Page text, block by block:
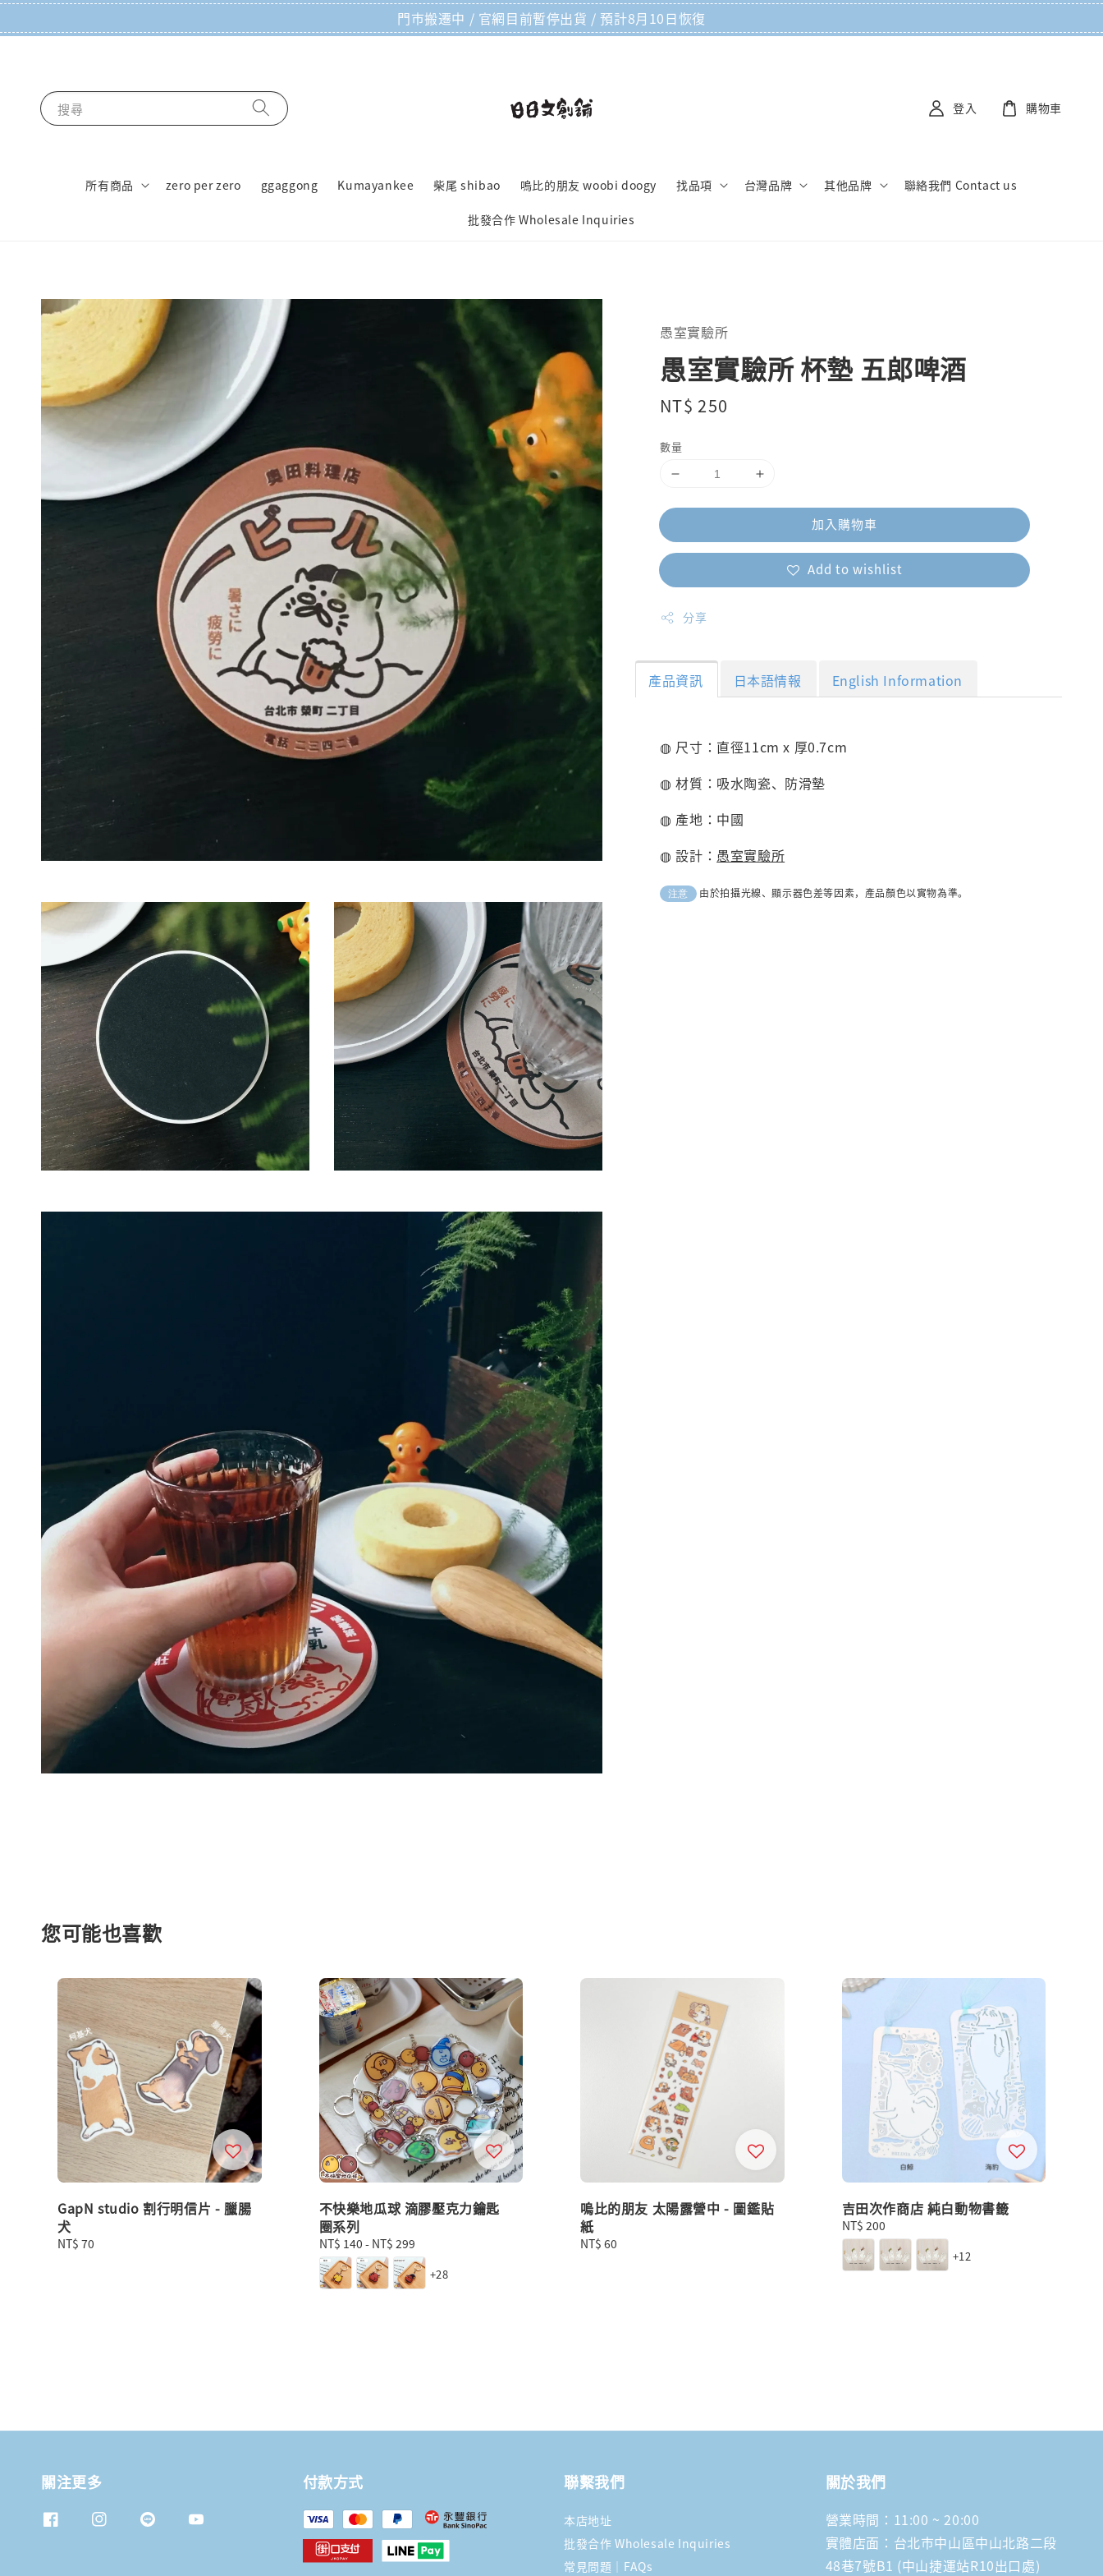
門市搬遷中 / 官網目前暫停出貨 / 預計8月10日恢復
搜尋
所有商品 zero per zero ggaggong Kumayankee 柴尾 shibao 嗚比的朋友 woobi doogy 找品項 台灣品牌 其他品牌 聯絡我們 Contact us
批發合作 Wholesale Inquiries
登入 購物車
愚室實驗所
愚室實驗所 杯墊 五郎啤酒
Regular
NT$ 250
數量
加入購物車
Add to wishlist
分享
產品資訊 日本語情報 English Information
◍ 尺寸：直徑11cm x 厚0.7cm
◍ 材質：吸水陶瓷、防滑墊
◍ 產地：中國
◍ 設計： 愚室實驗所
注意 由於拍攝光線、顯示器色差等因素，產品顏色以實物為準。
您可能也喜歡
GapN studio 割行明信片 - 臘腸
犬
Regular
NT$ 70
不快樂地瓜球 滴膠壓克力鑰匙
圈系列
Regular
price
NT$ 140 - NT$ 299
+28
嗚比的朋友 太陽露營中 - 圖鑑貼
紙
Regular
NT$ 60
吉田次作商店 純白動物書籤
Regular
price
NT$ 200
+12
關注更多 付款方式 聯繫我們
本店地址
批發合作 Wholesale Inquiries
常見問題｜FAQs
關於我們
營業時間：11:00 ~ 20:00
實體店面：台北市中山區中山北路二段
48巷7號B1 (中山捷運站R10出口處)